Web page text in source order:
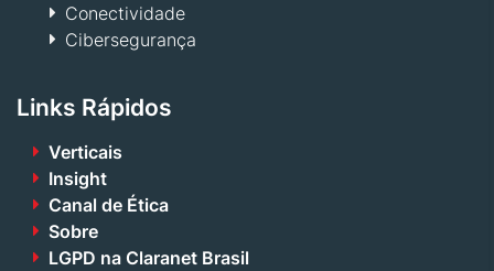
Conectividade
Cibersegurança
Links Rápidos
Verticais
Insight
Canal de Ética
Sobre
LGPD na Claranet Brasil